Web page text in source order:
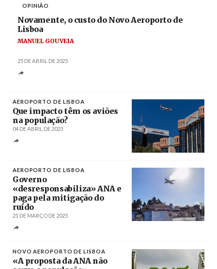
OPINIÃO
Novamente, o custo do Novo Aeroporto de
Lisboa
MANUEL GOUVEIA
25 DE ABRIL DE 2025
AEROPORTO DE LISBOA
Que impacto têm os aviões
na população?
04 DE ABRIL DE 2025
AEROPORTO DE LISBOA
Governo
«desresponsabiliza» ANA e
paga pela mitigação do
ruído
21 DE MARÇO DE 2025
NOVO AEROPORTO DE LISBOA
«A proposta da ANA não